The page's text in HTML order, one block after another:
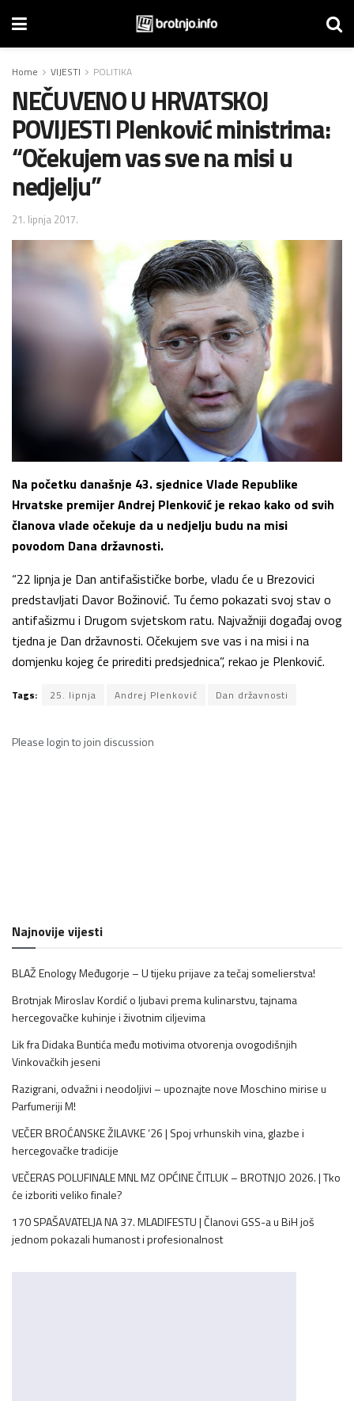
Home VIJESTI POLITIKA
NEČUVENO U HRVATSKOJ
POVIJESTI Plenković ministrima:
“Očekujem vas sve na misi u
nedjelju”
21. lipnja 2017.
Na početku današnje 43. sjednice Vlade Republike
Hrvatske premijer Andrej Plenković je rekao kako od svih
članova vlade očekuje da u nedjelju budu na misi
povodom Dana državnosti.
“22 lipnja je Dan antifašističke borbe, vladu će u Brezovici
predstavljati Davor Božinović. Tu ćemo pokazati svoj stav o
antifašizmu i Drugom svjetskom ratu. Najvažniji događaj ovog
tjedna je Dan državnosti. Očekujem sve vas i na misi i na
domjenku kojeg će prirediti predsjednica”, rekao je Plenković.
Tags: 25. lipnja Andrej Plenković Dan državnosti
Please loginto join discussion
Najnovije vijesti
BLAŽ Enology Međugorje – U tijeku prijave za tečaj somelierstva!
Brotnjak Miroslav Kordić o ljubavi prema kulinarstvu, tajnama
hercegovačke kuhinje i životnim ciljevima
Lik fra Didaka Buntića među motivima otvorenja ovogodišnjih
Vinkovačkih jeseni
Razigrani, odvažni i neodoljivi – upoznajte nove Moschino mirise u
Parfumeriji M!
VEČER BROĆANSKE ŽILAVKE ’26 | Spoj vrhunskih vina, glazbe i
hercegovačke tradicije
VEČERAS POLUFINALE MNL MZ OPĆINE ČITLUK – BROTNJO 2026. | Tko
će izboriti veliko finale?
170 SPAŠAVATELJA NA 37. MLADIFESTU | Članovi GSS-a u BiH još
jednom pokazali humanost i profesionalnost